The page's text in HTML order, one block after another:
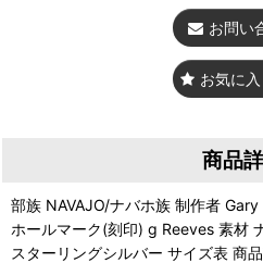
お問い
お気に
商品
部族 NAVAJO/ナバホ族 制作者
ホールマーク(刻印) g Reeves 素材
スターリングシルバー サイズ表 商